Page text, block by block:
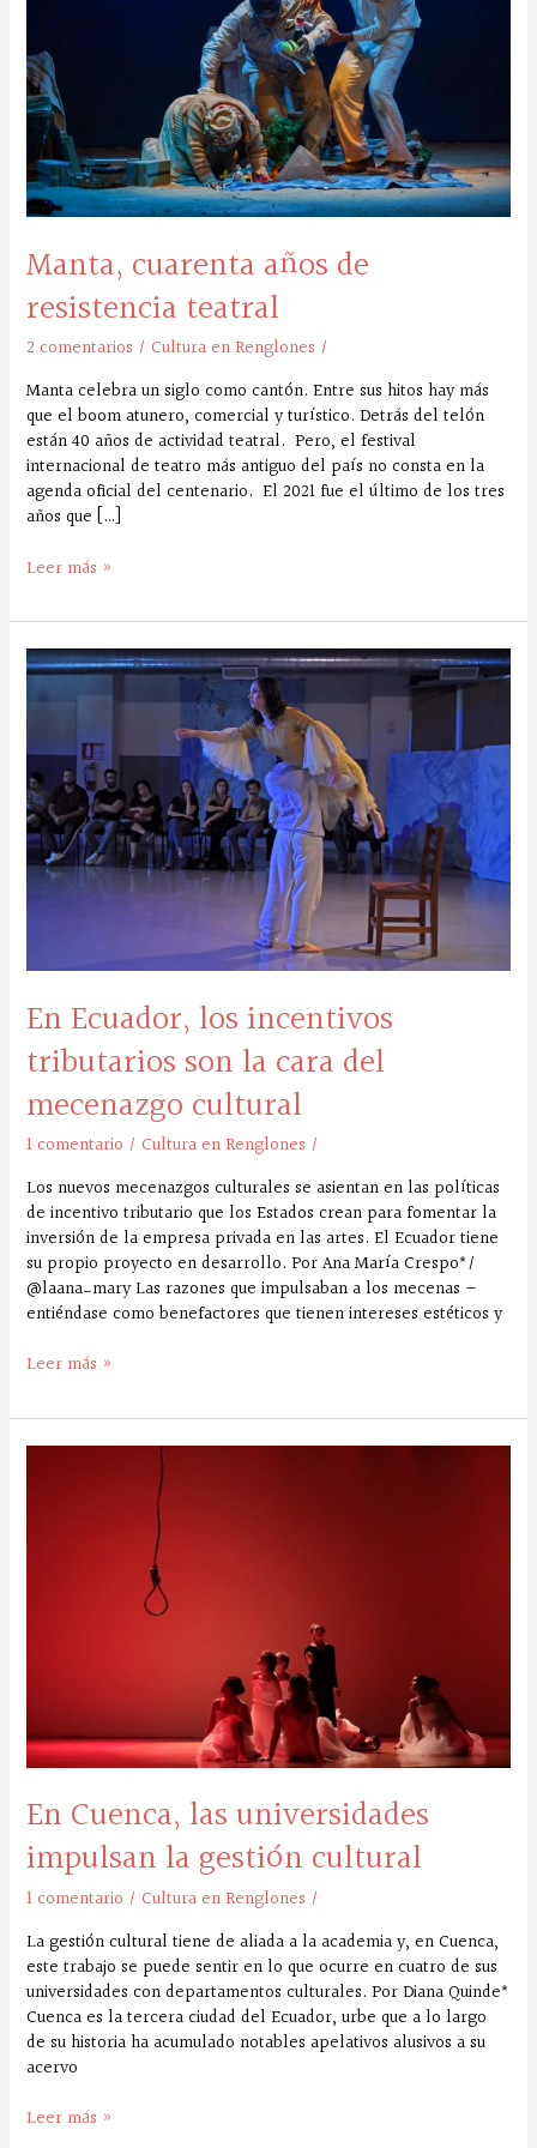
Manta, cuarenta años de
resistencia teatral
2 comentarios / Cultura en Renglones /
Manta celebra un siglo como cantón. Entre sus hitos hay más
que el boom atunero, comercial y turístico. Detrás del telón
están 40 años de actividad teatral. Pero, el festival
internacional de teatro más antiguo del país no consta en la
agenda oficial del centenario. El 2021 fue el último de los tres
años que […]
Leer más »
En Ecuador, los incentivos
tributarios son la cara del
mecenazgo cultural
1 comentario / Cultura en Renglones /
Los nuevos mecenazgos culturales se asientan en las políticas
de incentivo tributario que los Estados crean para fomentar la
inversión de la empresa privada en las artes. El Ecuador tiene
su propio proyecto en desarrollo. Por Ana María Crespo*/
@laana_mary Las razones que impulsaban a los mecenas —
entiéndase como benefactores que tienen intereses estéticos y
En
incentivos
tributarios
son
la
cara
del
mecenazgo
Leer más »
En Cuenca, las universidades
impulsan la gestión cultural
1 comentario / Cultura en Renglones /
La gestión cultural tiene de aliada a la academia y, en Cuenca,
este trabajo se puede sentir en lo que ocurre en cuatro de sus
universidades con departamentos culturales. Por Diana Quinde*
Cuenca es la tercera ciudad del Ecuador, urbe que a lo largo
de su historia ha acumulado notables apelativos alusivos a su
acervo
Leer más »